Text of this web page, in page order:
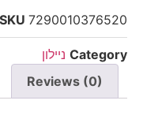
SKU 7290010376520
Category ניילון
Reviews (0)